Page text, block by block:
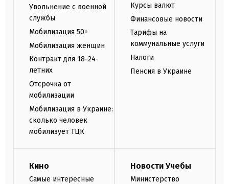
Увольнение с военной
службы
Мобилизация 50+
Мобилизация женщин
Контракт для 18-24-
летних
Отсрочка от
мобилизации
Мобилизация в Украине:
сколько человек
мобилизует ТЦК
Курсы валют
Финансовые новости
Тарифы на
коммунальные услуги
Налоги
Пенсия в Украине
Кино
Самые интересные
Новости Учебы
Министерство